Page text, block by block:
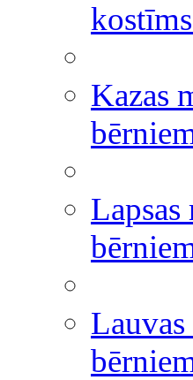
Kazas
Lapsas
Lauvas